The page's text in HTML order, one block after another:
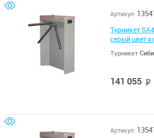
Артикул:
Турникет
серый цвет
Турникет
141 055
Артикул: